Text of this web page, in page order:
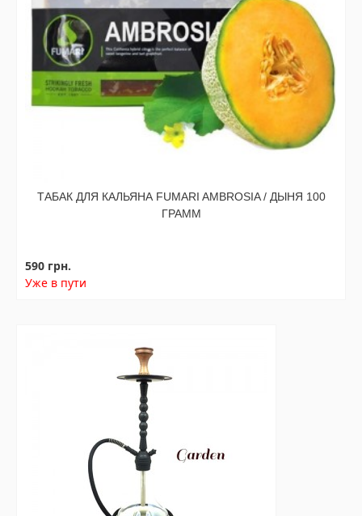
ТАБАК ДЛЯ КАЛЬЯНА FUMARI AMBROSIA / ДЫНЯ 100
ГРАММ
590 грн.
Уже в пути